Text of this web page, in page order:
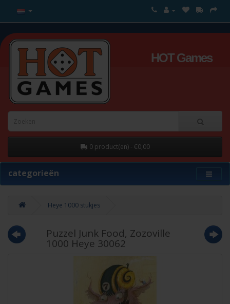
HOT Games
0 product(en) - €0,00
categorieën
Heye 1000 stukjes
Puzzel Junk Food, Zozoville
1000 Heye 30062